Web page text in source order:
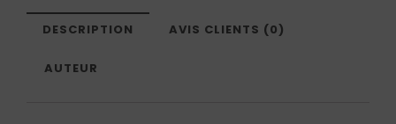
DESCRIPTION AVIS CLIENTS (0)
AUTEUR